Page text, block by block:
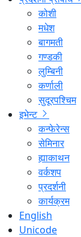
कोशी
मधेश
बागमती
गण्डकी
लुम्बिनी
कर्णाली
सुदूरपश्चिम
इभेन्ट
कन्फेरेन्स
सेमिनार
ह्याकाथन
वर्कशप
प्रदर्शनी
कार्यक्रम
English
Unicode